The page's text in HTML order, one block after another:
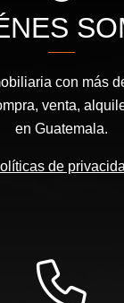
con más
venta,
en Guatemala.
de